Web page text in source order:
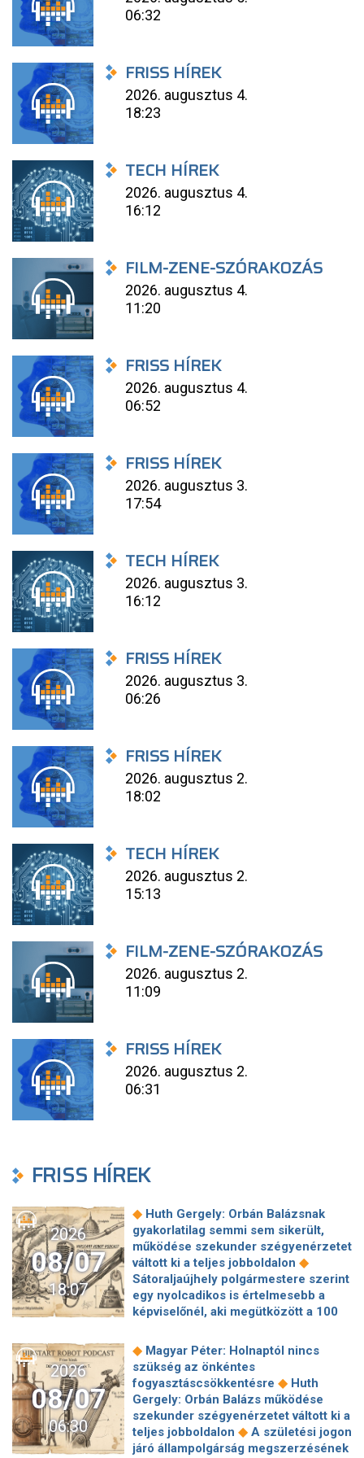
06:32
FRISS HÍREK
2026. augusztus 4.
18:23
TECH HÍREK
2026. augusztus 4.
16:12
FILM-ZENE-SZÓRAKOZÁS
2026. augusztus 4.
11:20
FRISS HÍREK
2026. augusztus 4.
06:52
FRISS HÍREK
2026. augusztus 3.
17:54
TECH HÍREK
2026. augusztus 3.
16:12
FRISS HÍREK
2026. augusztus 3.
06:26
FRISS HÍREK
2026. augusztus 2.
18:02
TECH HÍREK
2026. augusztus 2.
15:13
FILM-ZENE-SZÓRAKOZÁS
2026. augusztus 2.
11:09
FRISS HÍREK
2026. augusztus 2.
06:31
FRISS HÍREK
2026
08/07
18:07
◆ Huth Gergely: Orbán Balázsnak
gyakorlatilag semmi sem sikerült,
működése szekunder szégyenérzetet
váltott ki a teljes jobboldalon ◆
Sátoraljaújhely polgármestere szerint
egy nyolcadikos is értelmesebb a
képviselőnél, aki megütközött a 100
hírszerzés szerint Putyin pár éven
belül megtámadhat egy NATO-
tagállamot ◆ Vitézy Dávid
elmagyarázta, miért Mészárosék
cége nyerte a közbeszerzést
sínhegesztésre◆ Nagy cégek
segítségét kéri Szolnok
2026
08/07
06:30
◆ Magyar Péter: Holnaptól nincs
szükség az önkéntes
fogyasztáscsökkentésre ◆ Huth
Gergely: Orbán Balázs működése
szekunder szégyenérzetet váltott ki a
teljes jobboldalon ◆ A születési jogon
járó állampolgárság megszerzésének